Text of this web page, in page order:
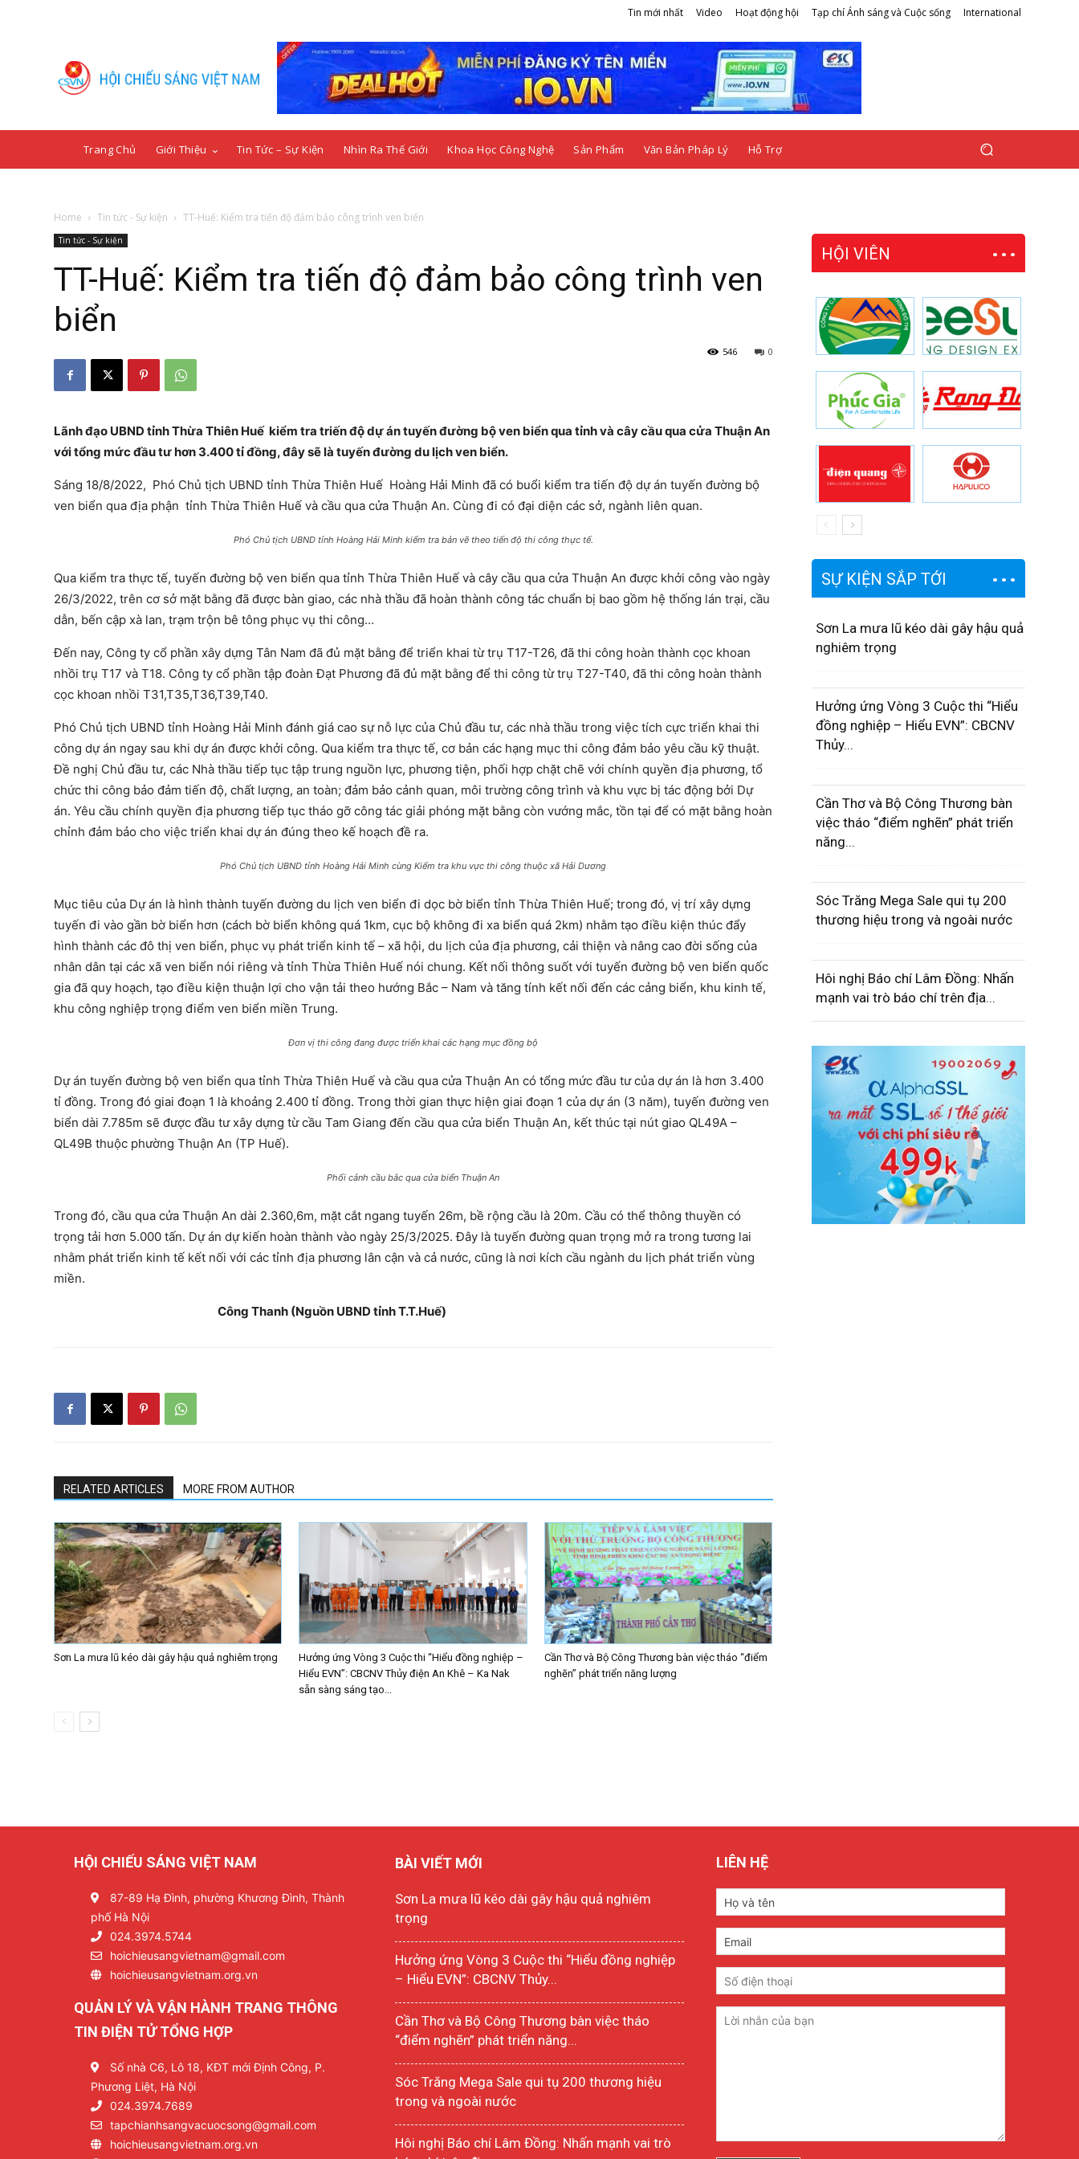
Tin mới nhất Video Hoạt động hội Tạp chí Ánh sáng và Cuộc sống International
Trang Chủ Giới Thiệu Tin Tức – Sự Kiện Nhìn Ra Thế Giới Khoa Học Công Nghệ Sản Phẩm Văn Bản Pháp Lý Hỗ Trợ
Home Tin tức - Sự kiện TT-Huế: Kiểm tra tiến độ đảm bảo công trình ven biển
Tin tức - Sự kiện
TT-Huế: Kiểm tra tiến độ đảm bảo công trình ven
biển
0
546
Lãnh đạo UBND tỉnh Thừa Thiên Huế kiểm tra triến độ dự án tuyến đường bộ ven biển qua tỉnh và cây cầu qua cửa Thuận An
với tổng mức đầu tư hơn 3.400 tỉ đồng, đây sẽ là tuyến đường du lịch ven biển.
Sáng 18/8/2022, Phó Chủ tịch UBND tỉnh Thừa Thiên Huế Hoàng Hải Minh đã có buổi kiểm tra tiến độ dự án tuyến đường bộ
ven biển qua địa phận tỉnh Thừa Thiên Huế và cầu qua cửa Thuận An. Cùng đi có đại diện các sở, ngành liên quan.
Phó Chủ tịch UBND tỉnh Hoàng Hải Minh kiểm tra bản vẽ theo tiến độ thi công thực tế.
Qua kiểm tra thực tế, tuyến đường bộ ven biển qua tỉnh Thừa Thiên Huế và cây cầu qua cửa Thuận An được khởi công vào ngày
26/3/2022, trên cơ sở mặt bằng đã được bàn giao, các nhà thầu đã hoàn thành công tác chuẩn bị bao gồm hệ thống lán trại, cầu
dẫn, bến cập xà lan, trạm trộn bê tông phục vụ thi công…
Đến nay, Công ty cổ phần xây dựng Tân Nam đã đủ mặt bằng để triển khai từ trụ T17-T26, đã thi công hoàn thành cọc khoan
nhồi trụ T17 và T18. Công ty cổ phần tập đoàn Đạt Phương đã đủ mặt bằng để thi công từ trụ T27-T40, đã thi công hoàn thành
cọc khoan nhồi T31,T35,T36,T39,T40.
Phó Chủ tịch UBND tỉnh Hoàng Hải Minh đánh giá cao sự nỗ lực của Chủ đầu tư, các nhà thầu trong việc tích cực triển khai thi
công dự án ngay sau khi dự án được khởi công. Qua kiểm tra thực tế, cơ bản các hạng mục thi công đảm bảo yêu cầu kỹ thuật.
Đề nghị Chủ đầu tư, các Nhà thầu tiếp tục tập trung nguồn lực, phương tiện, phối hợp chặt chẽ với chính quyền địa phương, tổ
chức thi công bảo đảm tiến độ, chất lượng, an toàn; đảm bảo cảnh quan, môi trường công trình và khu vực bị tác động bởi Dự
án. Yêu cầu chính quyền địa phương tiếp tục tháo gỡ công tác giải phóng mặt bằng còn vướng mắc, tồn tại để có mặt bằng hoàn
chỉnh đảm bảo cho việc triển khai dự án đúng theo kế hoạch đề ra.
Phó Chủ tịch UBND tỉnh Hoàng Hải Minh cùng Kiểm tra khu vực thi công thuộc xã Hải Dương
Mục tiêu của Dự án là hình thành tuyến đường du lịch ven biển đi dọc bờ biển tỉnh Thừa Thiên Huế; trong đó, vị trí xây dựng
tuyến đi vào gần bờ biển hơn (cách bờ biển không quá 1km, cục bộ không đi xa biển quá 2km) nhằm tạo điều kiện thúc đẩy
hình thành các đô thị ven biển, phục vụ phát triển kinh tế – xã hội, du lịch của địa phương, cải thiện và nâng cao đời sống của
nhân dân tại các xã ven biển nói riêng và tỉnh Thừa Thiên Huế nói chung. Kết nối thông suốt với tuyến đường bộ ven biển quốc
gia đã quy hoạch, tạo điều kiện thuận lợi cho vận tải theo hướng Bắc – Nam và tăng tính kết nối đến các cảng biển, khu kinh tế,
khu công nghiệp trọng điểm ven biển miền Trung.
Đơn vị thi công đang được triển khai các hạng mục đồng bộ
Dự án tuyến đường bộ ven biển qua tỉnh Thừa Thiên Huế và cầu qua cửa Thuận An có tổng mức đầu tư của dự án là hơn 3.400
tỉ đồng. Trong đó giai đoạn 1 là khoảng 2.400 tỉ đồng. Trong thời gian thực hiện giai đoạn 1 của dự án (3 năm), tuyến đường ven
biển dài 7.785m sẽ được đầu tư xây dựng từ cầu Tam Giang đến cầu qua cửa biển Thuận An, kết thúc tại nút giao QL49A –
QL49B thuộc phường Thuận An (TP Huế).
Phối cảnh cầu bắc qua cửa biển Thuận An
Trong đó, cầu qua cửa Thuận An dài 2.360,6m, mặt cắt ngang tuyến 26m, bề rộng cầu là 20m. Cầu có thể thông thuyền có
trọng tải hơn 5.000 tấn. Dự án dự kiến hoàn thành vào ngày 25/3/2025. Đây là tuyến đường quan trọng mở ra trong tương lai
nhằm phát triển kinh tế kết nối với các tỉnh địa phương lân cận và cả nước, cũng là nơi kích cầu ngành du lịch phát triển vùng
miền.
Công Thanh (Nguồn UBND tỉnh T.T.Huế)
RELATED ARTICLES MORE FROM AUTHOR
Sơn La mưa lũ kéo dài gây hậu quả nghiêm trọng
Hưởng ứng Vòng 3 Cuộc thi “Hiểu đồng nghiệp –
Hiểu EVN”: CBCNV Thủy điện An Khê – Ka Nak
sẵn sàng sáng tạo...
Cần Thơ và Bộ Công Thương bàn việc tháo “điểm
nghẽn” phát triển năng lượng
HỘI VIÊN
SỰ KIỆN SẮP TỚI
Sơn La mưa lũ kéo dài gây hậu quả
nghiêm trọng
Hưởng ứng Vòng 3 Cuộc thi “Hiểu
đồng nghiệp – Hiểu EVN”: CBCNV
Thủy...
Cần Thơ và Bộ Công Thương bàn
việc tháo “điểm nghẽn” phát triển
năng...
Sóc Trăng Mega Sale qui tụ 200
thương hiệu trong và ngoài nước
Hôi nghị Báo chí Lâm Đồng: Nhấn
mạnh vai trò báo chí trên địa...
HỘI CHIẾU SÁNG VIỆT NAM
87-89 Hạ Đình, phường Khương Đình, Thành
phố Hà Nội
024.3974.5744
hoichieusangvietnam@gmail.com
hoichieusangvietnam.org.vn
QUẢN LÝ VÀ VẬN HÀNH TRANG THÔNG
TIN ĐIỆN TỬ TỔNG HỢP
Số nhà C6, Lô 18, KĐT mới Định Công, P.
Phương Liệt, Hà Nội
024.3974.7689
tapchianhsangvacuocsong@gmail.com
hoichieusangvietnam.org.vn
BÀI VIẾT MỚI
Sơn La mưa lũ kéo dài gây hậu quả nghiêm
trọng
Hưởng ứng Vòng 3 Cuộc thi “Hiểu đồng nghiệp
– Hiểu EVN”: CBCNV Thủy...
Cần Thơ và Bộ Công Thương bàn việc tháo
“điểm nghẽn” phát triển năng...
Sóc Trăng Mega Sale qui tụ 200 thương hiệu
trong và ngoài nước
Hôi nghị Báo chí Lâm Đồng: Nhấn mạnh vai trò
LIÊN HỆ